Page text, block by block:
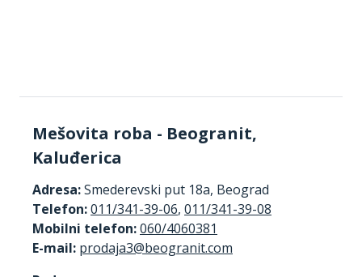
Mešovita roba - Beogranit,
Kaluđerica
Adresa:Smederevski put 18a, Beograd
Telefon:011/341-39-06, 011/341-39-08
Mobilni telefon:060/4060381
E-mail: